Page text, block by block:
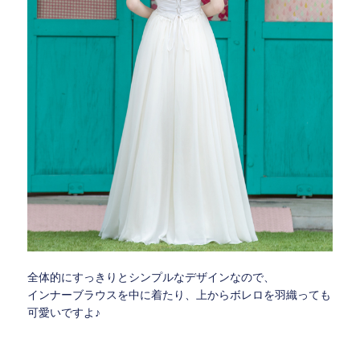
全体的にすっきりとシンプルなデザインなので、
インナーブラウスを中に着たり、上からボレロを羽織っても
可愛いですよ♪